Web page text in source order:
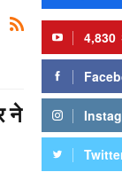
ने
4,830